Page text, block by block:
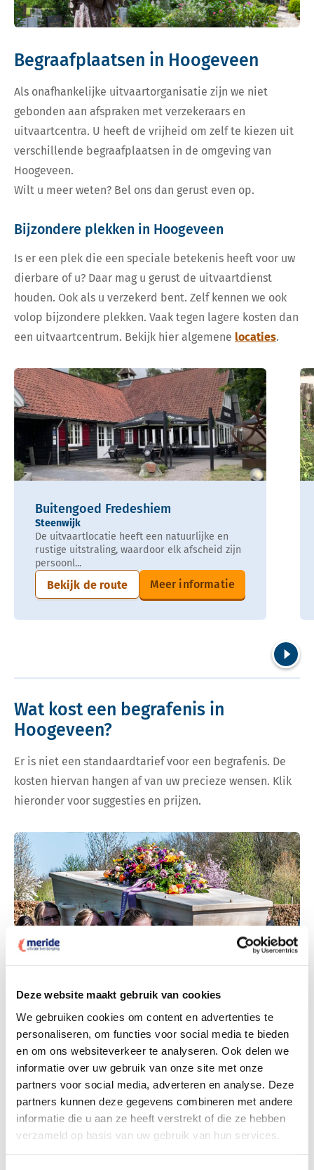
Deze website maakt gebruik van cookies
We gebruiken cookies om content en advertenties te
personaliseren, om functies voor social media te bieden
en om ons websiteverkeer te analyseren. Ook delen we
informatie over uw gebruik van onze site met onze
partners voor social media, adverteren en analyse. Deze
partners kunnen deze gegevens combineren met andere
informatie die u aan ze heeft verstrekt of die ze hebben
verzameld op basis van uw gebruik van hun services.
Begraafplaatsen in Hoogeveen
Als onafhankelijke uitvaartorganisatie zijn we niet
gebonden aan afspraken met verzekeraars en
uitvaartcentra. U heeft de vrijheid om zelf te kiezen uit
verschillende begraafplaatsen in de omgeving van
Hoogeveen.
Wilt u meer weten? Bel ons dan gerust even op.
Bijzondere plekken in Hoogeveen
Is er een plek die een speciale betekenis heeft voor uw
dierbare of u? Daar mag u gerust de uitvaartdienst
houden. Ook als u verzekerd bent. Zelf kennen we ook
volop bijzondere plekken. Vaak tegen lagere kosten dan
een uitvaartcentrum. Bekijk hier algemene locaties.
Buitengoed Fredeshiem
Steenwijk
De uitvaartlocatie heeft een natuurlijke en
rustige uitstraling, waardoor elk afscheid zijn
persoonl...
Bekijk de route Meer informatie
Wat kost een begrafenis in
Hoogeveen?
Er is niet een standaardtarief voor een begrafenis. De
kosten hiervan hangen af van uw precieze wensen. Klik
hieronder voor suggesties en prijzen.
Dit kost een begrafenis
Bekijk tarieven voor begrafenis
Bekijk tarieven voor crematie